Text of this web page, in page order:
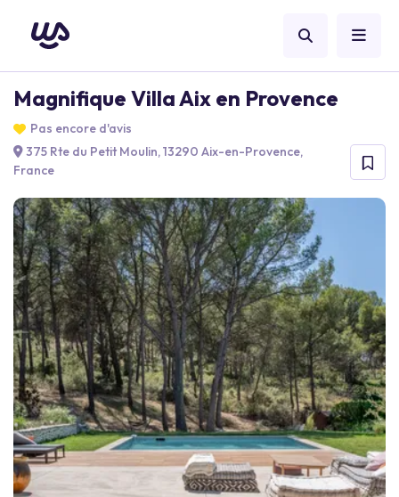
Magnifique Villa Aix en Provence
Pas encore d'avis
375 Rte du Petit Moulin, 13290 Aix-en-Provence,
France